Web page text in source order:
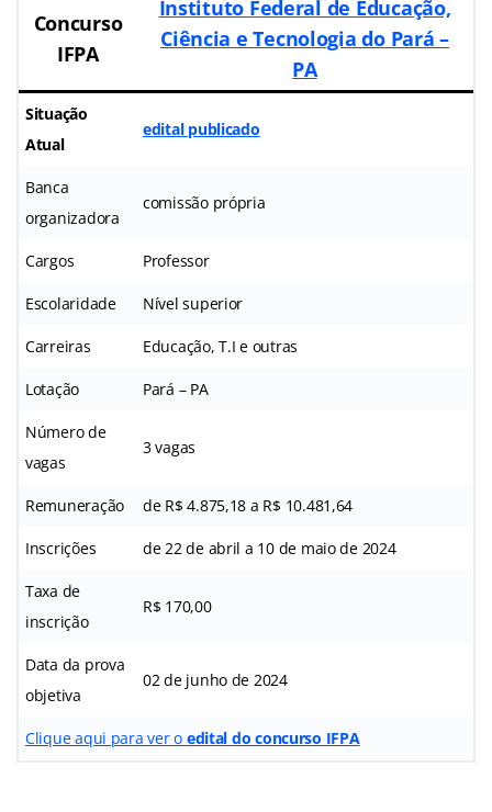
Concurso
IFPA
Instituto Federal de Educação,
Ciência e Tecnologia do Pará –
PA
Situação
Atual
edital publicado
Banca
organizadora
comissão própria
Cargos Professor
Escolaridade Nível superior
Carreiras Educação, T.I e outras
Lotação Pará – PA
Número de
vagas
3 vagas
Remuneração de R$ 4.875,18 a R$ 10.481,64
Inscrições de 22 de abril a 10 de maio de 2024
Taxa de
inscrição
R$ 170,00
Data da prova
objetiva
02 de junho de 2024
Clique aqui para ver o edital do concurso IFPA